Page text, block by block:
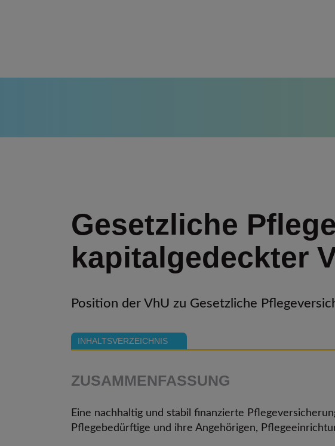
Gesetzliche
kapitalgedeckter
Position der VhU zu Gesetzliche
INHALTSVERZEICHNIS
ZUSAMMENFASSUNG
Eine nachhaltig und stabil finanzierte
Pflegebedürftige und ihre Angehörigen,